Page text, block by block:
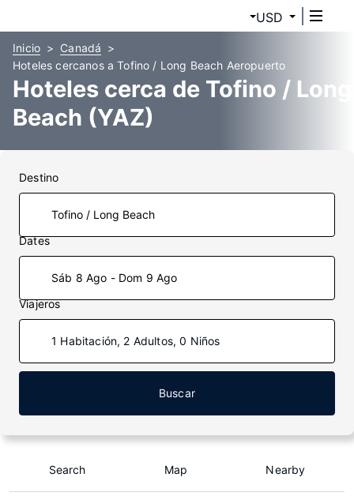
USD
Inicio
Canadá
Hoteles cercanos a Tofino / Long Beach Aeropuerto
Hoteles cerca de Tofino / Long
Beach (YAZ)
Destino
Dates
Sáb 8 Ago - Dom 9 Ago
Viajeros
1 Habitación, 2 Adultos, 0 Niños
Buscar
Search Map Nearby